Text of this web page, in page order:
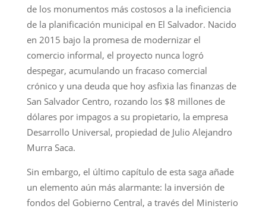
de los monumentos más costosos a la ineficiencia
de la planificación municipal en El Salvador. Nacido
en 2015 bajo la promesa de modernizar el
comercio informal, el proyecto nunca logró
despegar, acumulando un fracaso comercial
crónico y una deuda que hoy asfixia las finanzas de
San Salvador Centro, rozando los $8 millones de
dólares por impagos a su propietario, la empresa
Desarrollo Universal, propiedad de Julio Alejandro
Murra Saca.
Sin embargo, el último capítulo de esta saga añade
un elemento aún más alarmante: la inversión de
fondos del Gobierno Central, a través del Ministerio